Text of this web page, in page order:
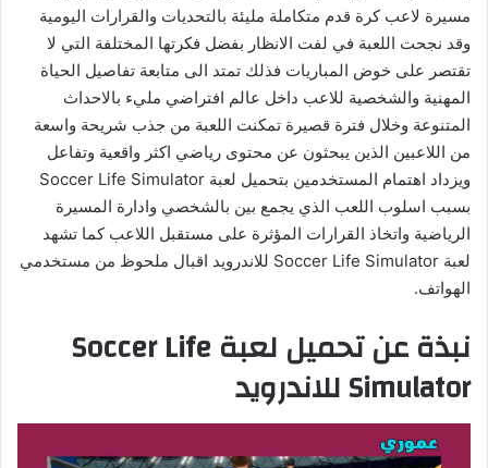
مسيرة لاعب كرة قدم متكاملة مليئة بالتحديات والقرارات اليومية
وقد نجحت اللعبة في لفت الانظار بفضل فكرتها المختلفة التي لا
تقتصر على خوض المباريات فذلك تمتد الى متابعة تفاصيل الحياة
المهنية والشخصية للاعب داخل عالم افتراضي مليء بالاحداث
المتنوعة وخلال فترة قصيرة تمكنت اللعبة من جذب شريحة واسعة
من اللاعبين الذين يبحثون عن محتوى رياضي اكثر واقعية وتفاعل
ويزداد اهتمام المستخدمين بتحميل لعبة Soccer Life Simulator
بسبب اسلوب اللعب الذي يجمع بين بالشخصي وادارة المسيرة
الرياضية واتخاذ القرارات المؤثرة على مستقبل اللاعب كما تشهد
لعبة Soccer Life Simulator للاندرويد اقبال ملحوظ من مستخدمي
الهواتف.
نبذة عن تحميل لعبة Soccer Life
Simulator للاندرويد